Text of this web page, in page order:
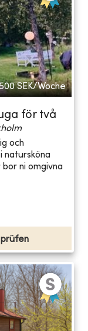
SEK/Woche
för två
och
natursköna
ni omgivna